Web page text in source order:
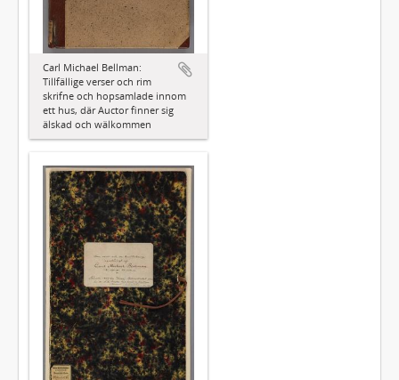
Carl Michael Bellman:
Tillfällige verser och rim
skrifne och hopsamlade innom
ett hus, där Auctor finner sig
älskad och wälkommen